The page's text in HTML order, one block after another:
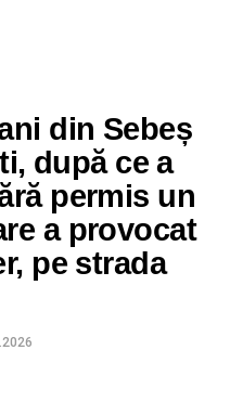
din Sebeș
după ce a
permis un
a provocat
pe strada